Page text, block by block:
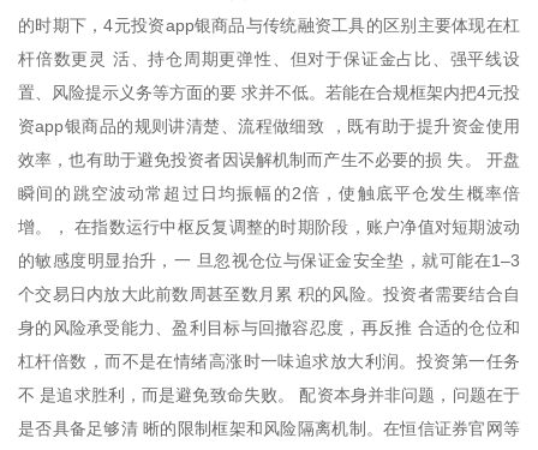
的时期下，4元投资app银商品与传统融资工具的区别主要体现在杠
杆倍数更灵 活、持仓周期更弹性、但对于保证金占比、强平线设
置、风险提示义务等方面的要 求并不低。若能在合规框架内把4元投
资app银商品的规则讲清楚、流程做细致 ，既有助于提升资金使用
效率，也有助于避免投资者因误解机制而产生不必要的损 失。 开盘
瞬间的跳空波动常超过日均振幅的2倍，使触底平仓发生概率倍
增。， 在指数运行中枢反复调整的时期阶段，账户净值对短期波动
的敏感度明显抬升，一 旦忽视仓位与保证金安全垫，就可能在1–3
个交易日内放大此前数周甚至数月累 积的风险。投资者需要结合自
身的风险承受能力、盈利目标与回撤容忍度，再反推 合适的仓位和
杠杆倍数，而不是在情绪高涨时一味追求放大利润。投资第一任务
不 是追求胜利，而是避免致命失败。 配资本身并非问题，问题在于
是否具备足够清 晰的限制框架和风险隔离机制。在恒信证券官网等